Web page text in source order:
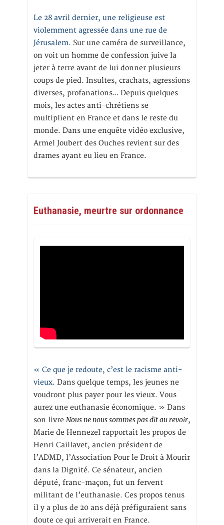
Le 28 avril dernier, une religieuse est
violemment agressée dans une rue de
Jérusalem. Sur une caméra de surveillance,
on voit un homme de confession juive la
jeter à terre avant de lui donner plusieurs
coups de pied. Insultes, crachats, agressions
diverses, profanations… Depuis quelques
mois, les actes anti-chrétiens se
multiplient en France et dans le reste du
monde. Dans une enquête vidéo exclusive,
Armel Joubert des Ouches revient sur des
drames ayant eu lieu en France.
Euthanasie, meurtre sur ordonnance
« Ce que je redoute, c’est le racisme anti-
vieux. Dans quelque temps, les jeunes ne
voudront plus payer pour les vieux. Vous
aurez une euthanasie économique. » Dans
son livre Nous ne nous sommes pas dit au revoir,
Marie de Hennezel rapportait les propos de
Henri Caillavet, ancien président de
l’ADMD, l’Association Pour le Droit à Mourir
dans la Dignité. Ce sénateur, ancien
député, franc-maçon, fut un fervent
militant de l’euthanasie. Ces propos tenus
il y a plus de 20 ans déjà préfiguraient sans
doute ce qui arriverait en France.